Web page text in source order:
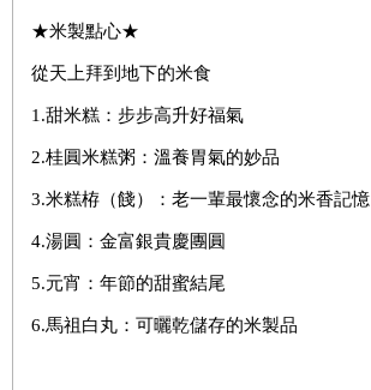
★米製點心★
從天上拜到地下的米食
1.甜米糕：步步高升好福氣
2.桂圓米糕粥：溫養胃氣的妙品
3.米糕栫（餞）：老一輩最懷念的米香記憶
4.湯圓：金富銀貴慶團圓
5.元宵：年節的甜蜜結尾
6.馬祖白丸：可曬乾儲存的米製品